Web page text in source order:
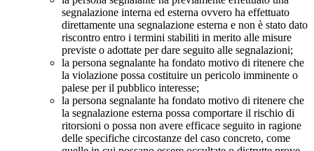
segnalazione interna ed esterna ovvero ha effettuato
direttamente una segnalazione esterna e non è stato dato
riscontro entro i termini stabiliti in merito alle misure
previste o adottate per dare seguito alle segnalazioni;
la persona segnalante ha fondato motivo di ritenere che
la violazione possa costituire un pericolo imminente o
palese per il pubblico interesse;
la persona segnalante ha fondato motivo di ritenere che
la segnalazione esterna possa comportare il rischio di
ritorsioni o possa non avere efficace seguito in ragione
delle specifiche circostanze del caso concreto, come